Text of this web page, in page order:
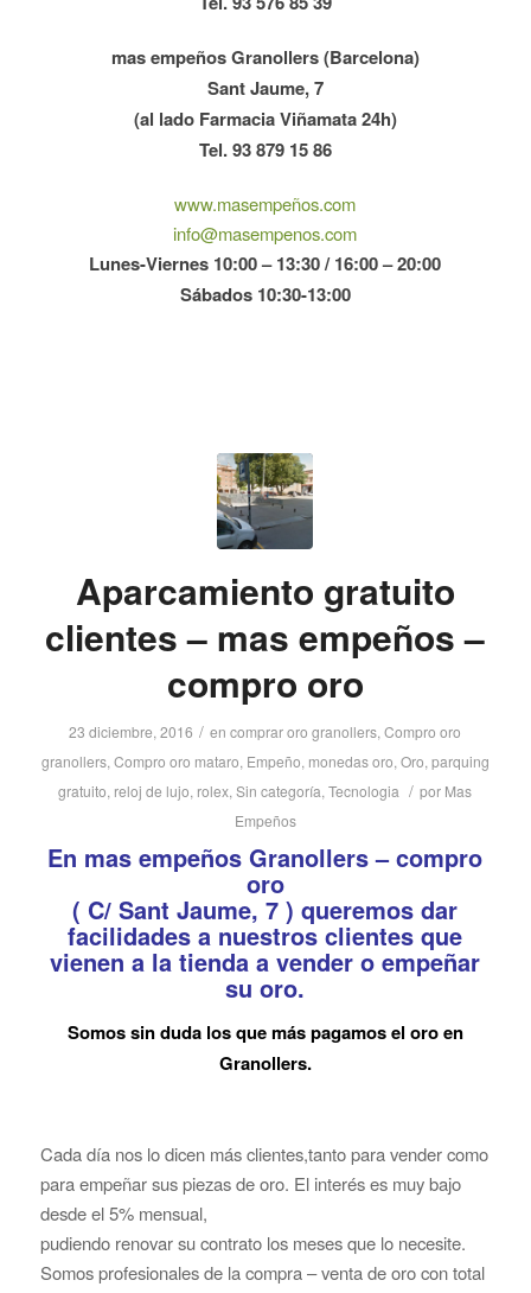
mas empeños Granollers (Barcelona)
Sant Jaume, 7
(al lado Farmacia Viñamata 24h)
Tel. 93 879 15 86
www.masempeños.com
info@masempenos.com
Lunes-Viernes 10:00 – 13:30 / 16:00 – 20:00
Sábados 10:30-13:00
Aparcamiento gratuito
clientes – mas empeños –
compro oro
23 diciembre, 2016 / encomprar oro granollers,Compro oro
granollers, Compro oro mataro, Empeño, monedas oro, Oro, parquing
gratuito, reloj de lujo, rolex,Sin categoría,Tecnologia / por Mas
Empeños
En mas empeños Granollers – compro
oro
( C/ Sant Jaume, 7 ) queremos dar
facilidades a nuestros clientes que
vienen a la tienda a vender o empeñar
su oro.
Somos sin duda los que más pagamos el oro en
Granollers.
Cada día nos lo dicen más clientes,tanto para vender como
para empeñar sus piezas de oro. El interés es muy bajo
desde el 5% mensual,
pudiendo renovar su contrato los meses que lo necesite.
Somos profesionales de la compra – venta de oro con total